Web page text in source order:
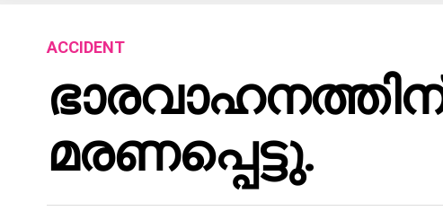
ACCIDENT
മരണപ്പെട്ടു.